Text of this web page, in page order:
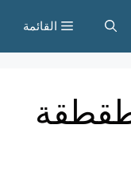
القائمة
طقطقة